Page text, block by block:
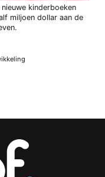
kinderboeken
miljoen dollar aan de